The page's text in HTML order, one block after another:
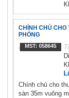
CHÍNH CHỦ CHO
PHÒNG
MST: 058645
Chính chủ cho
sàn 35m vuông